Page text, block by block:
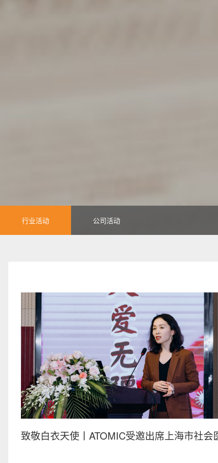
行业活动 公司活动
致敬白衣天使丨ATOMIC受邀出席上海市社会